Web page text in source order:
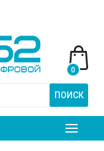
ПОИСК
0